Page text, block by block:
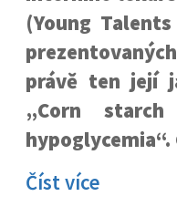
(Young
právě ten její
„Corn
Číst více